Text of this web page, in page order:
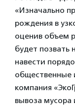
«Изначально
рождения в
оценив объем
будет
навести
общественные
компания
вывоза мусора